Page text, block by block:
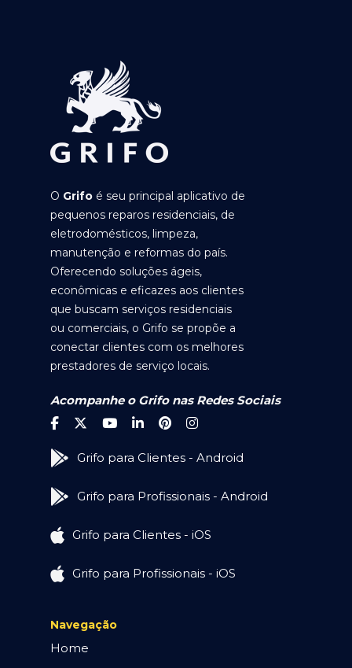
O Grifo é seu principal aplicativo de
pequenos reparos residenciais, de
eletrodomésticos, limpeza,
manutenção e reformas do país.
Oferecendo soluções ágeis,
econômicas e eficazes aos clientes
que buscam serviços residenciais
ou comerciais, o Grifo se propõe a
conectar clientes com os melhores
prestadores de serviço locais.
Acompanhe o Grifo nas Redes Sociais
Grifo para Clientes - Android
Grifo para Profissionais - Android
Grifo para Clientes - iOS
Grifo para Profissionais - iOS
Navegação
Home